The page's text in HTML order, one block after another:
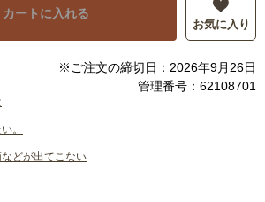
カートに入れる
お気に入り
※ご注文の締切日：2026年9月26日
管理番号：62108701
。
どが出てこない